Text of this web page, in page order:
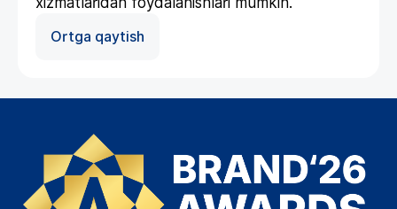
Ortga qaytish